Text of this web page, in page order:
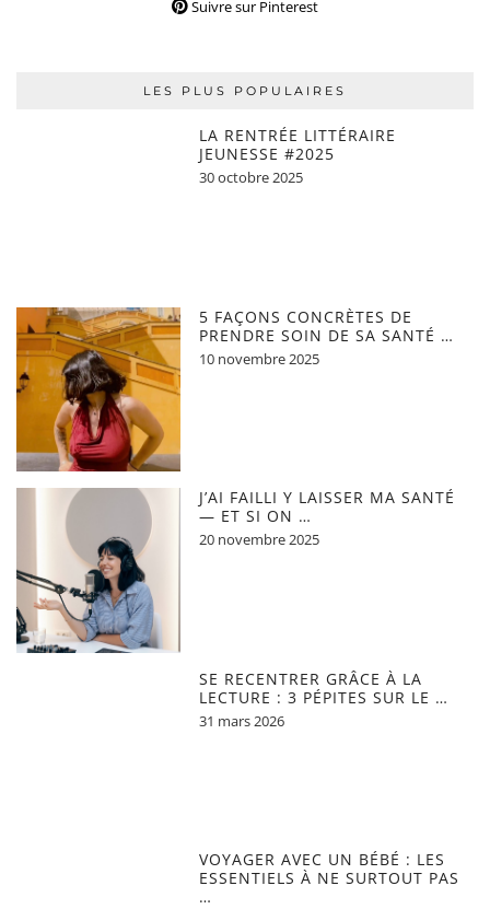
Suivre sur Pinterest
LES PLUS POPULAIRES
LA RENTRÉE LITTÉRAIRE
JEUNESSE #2025
30 octobre 2025
5 FAÇONS CONCRÈTES DE
PRENDRE SOIN DE SA SANTÉ …
10 novembre 2025
J’AI FAILLI Y LAISSER MA SANTÉ
— ET SI ON …
20 novembre 2025
SE RECENTRER GRÂCE À LA
LECTURE : 3 PÉPITES SUR LE …
31 mars 2026
VOYAGER AVEC UN BÉBÉ : LES
ESSENTIELS À NE SURTOUT PAS
…